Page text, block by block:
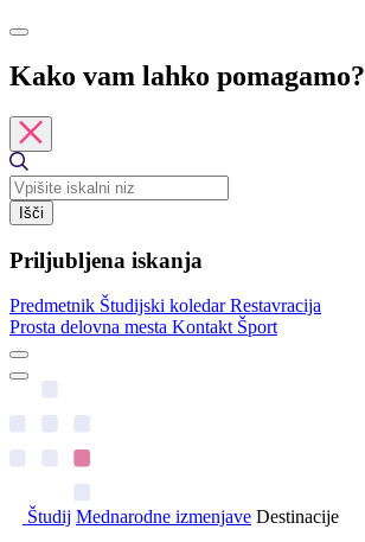
Kako vam lahko pomagamo?
Išči
Priljubljena iskanja
Predmetnik Študijski koledarRestavracija
Prosta delovna mesta Kontakt Šport
Študij Mednarodne izmenjave Destinacije